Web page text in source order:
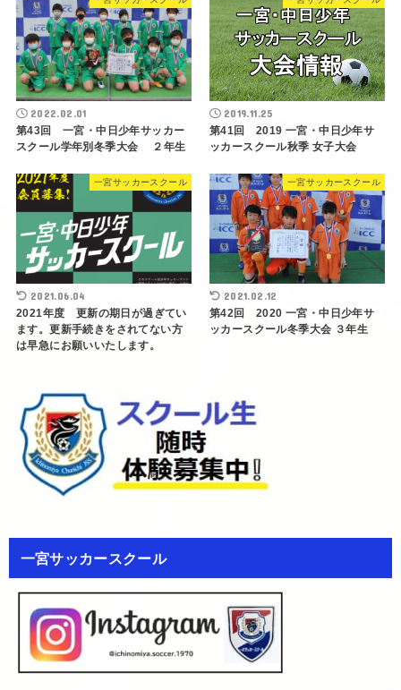
2022.02.01
第43回 一宮・中日少年サッカー
スクール学年別冬季大会 ２年生
2019.11.25
第41回 2019 一宮・中日少年サ
ッカースクール秋季 女子大会
一宮サッカースクール
2021.06.04
2021年度 更新の期日が過ぎてい
ます。更新手続きをされてない方
は早急にお願いいたします。
一宮サッカースクール
2021.02.12
第42回 2020 一宮・中日少年サ
ッカースクール冬季大会 ３年生
一宮サッカースクール